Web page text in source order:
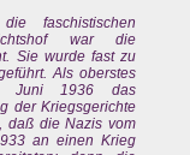
faschistischen
war die
Sie wurde fast zu
Als oberstes
Juni 1936 das
der Kriegsgerichte
daß die Nazis vom
an einen Krieg